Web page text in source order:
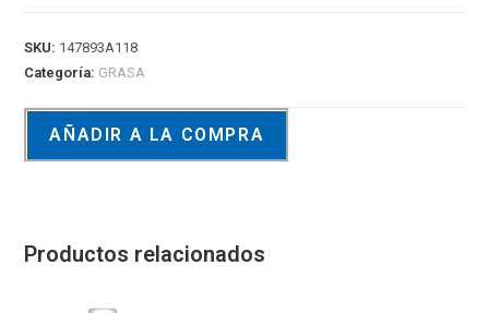
SKU: 147893A118
Categoría: GRASA
AÑADIR A LA COMPRA
Productos relacionados